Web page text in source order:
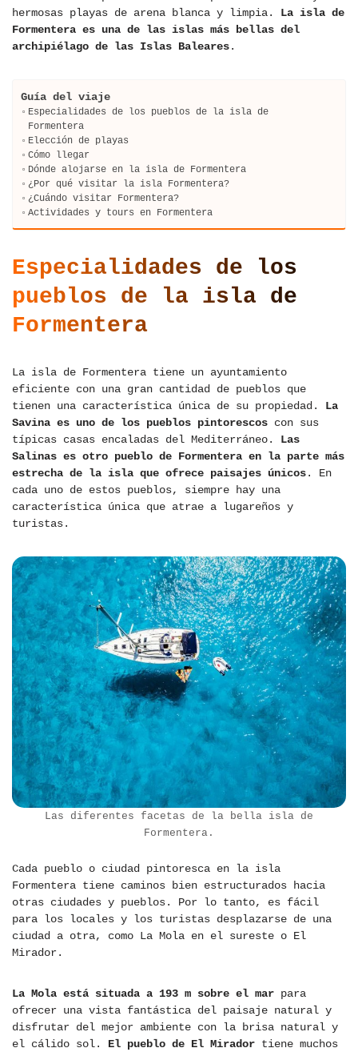
hermosas playas de arena blanca y limpia. La isla de
Formentera es una de las islas más bellas del
archipiélago de las Islas Baleares.
Guía del viaje
Especialidades de los pueblos de la isla de
Formentera
Elección de playas
Cómo llegar
Dónde alojarse en la isla de Formentera
¿Por qué visitar la isla Formentera?
¿Cuándo visitar Formentera?
Actividades y tours en Formentera
Especialidades de los
pueblos de la isla de
Formentera
La isla de Formentera tiene un ayuntamiento
eficiente con una gran cantidad de pueblos que
tienen una característica única de su propiedad. La
Savina es uno de los pueblos pintorescos con sus
típicas casas encaladas del Mediterráneo. Las
Salinas es otro pueblo de Formentera en la parte más
estrecha de la isla que ofrece paisajes únicos. En
cada uno de estos pueblos, siempre hay una
característica única que atrae a lugareños y
turistas.
Las diferentes facetas de la bella isla de
Formentera.
Cada pueblo o ciudad pintoresca en la isla
Formentera tiene caminos bien estructurados hacia
otras ciudades y pueblos. Por lo tanto, es fácil
para los locales y los turistas desplazarse de una
ciudad a otra, como La Mola en el sureste o El
Mirador.
La Mola está situada a 193 m sobre el mar para
ofrecer una vista fantástica del paisaje natural y
disfrutar del mejor ambiente con la brisa natural y
el cálido sol. El pueblo de El Mirador tiene muchos